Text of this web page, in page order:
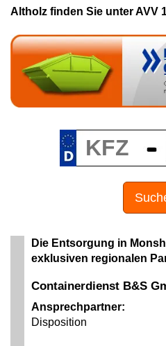
Altholz finden Sie unter AVV
Die Entsorgung in
exklusiven regionalen
Containerdienst B&S
Ansprechpartner:
Disposition